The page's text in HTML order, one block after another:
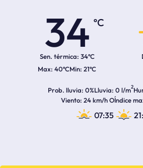
34
ºC
Sen. térmica: 34ºC
40ºC 21ºC
Prob. lluvia 0%Lluvia 0 l/m2
Viento 24 km/h OÍndice
07:35